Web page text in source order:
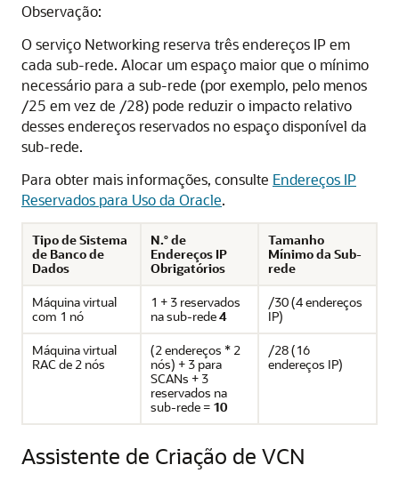
Observação:
O serviço Networking reserva três endereços IP em
cada sub-rede. Alocar um espaço maior que o mínimo
necessário para a sub-rede (por exemplo, pelo menos
/25 em vez de /28) pode reduzir o impacto relativo
desses endereços reservados no espaço disponível da
sub-rede.
Para obter mais informações, consulte Endereços IP
Reservados para Uso da Oracle.
Tipo de Sistema
de Banco de
Dados
N.° de
Endereços IP
Obrigatórios
Tamanho
Mínimo da Sub-
rede
Máquina virtual
com 1 nó
1 + 3 reservados
na sub-rede4
/30 (4 endereços
IP)
Máquina virtual
RAC de 2 nós
(2 endereços * 2
nós) + 3 para
SCANs + 3
reservados na
sub-rede = 10
/28 (16
endereços IP)
Assistente de Criação de VCN